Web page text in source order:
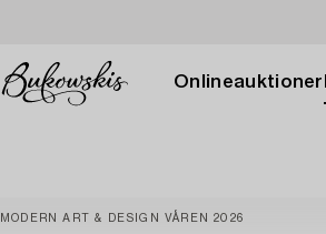
Onlineauktioner
MODERN ART & DESIGN VÅREN 2026